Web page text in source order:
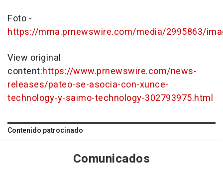
Foto -
https://mma.prnewswire.com/media/2995863/
View original
content:https://www.prnewswire.com/news-
releases/pateo-se-asocia-con-xunce-
technology-y-saimo-technology-302793975.html
Contenido patrocinado
Comunicados